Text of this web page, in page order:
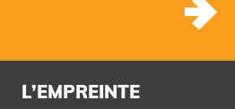
L’EMPREINTE